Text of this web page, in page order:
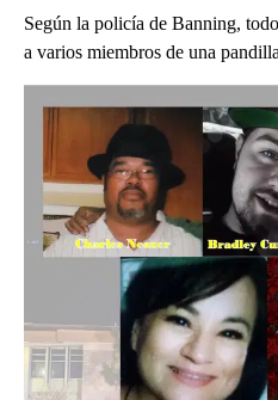
Según la policía de Banning,
a varios miembros de una